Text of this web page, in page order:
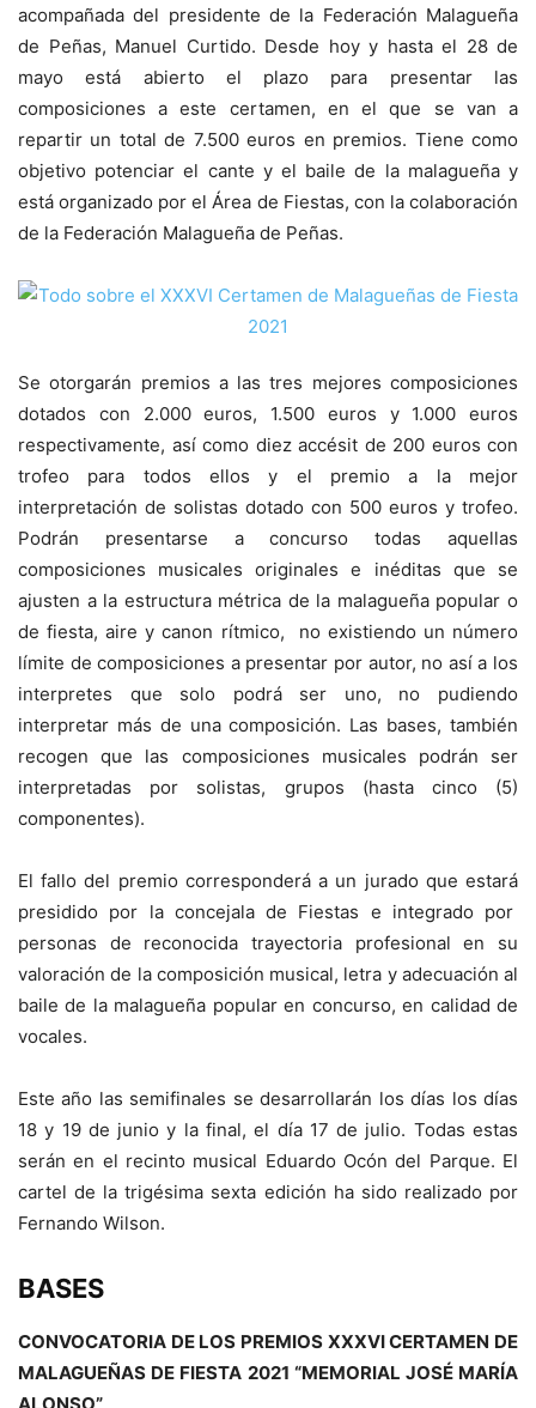
acompañada del presidente de la Federación Malagueña
de Peñas, Manuel Curtido. Desde hoy y hasta el 28 de
mayo está abierto el plazo para presentar las
composiciones a este certamen, en el que se van a
repartir un total de 7.500 euros en premios. Tiene como
objetivo potenciar el cante y el baile de la malagueña y
está organizado por el Área de Fiestas, con la colaboración
de la Federación Malagueña de Peñas.
Se otorgarán premios a las tres mejores composiciones
dotados con 2.000 euros, 1.500 euros y 1.000 euros
respectivamente, así como diez accésit de 200 euros con
trofeo para todos ellos y el premio a la mejor
interpretación de solistas dotado con 500 euros y trofeo.
Podrán presentarse a concurso todas aquellas
composiciones musicales originales e inéditas que se
ajusten a la estructura métrica de la malagueña popular o
de fiesta, aire y canon rítmico, no existiendo un número
límite de composiciones a presentar por autor, no así a los
interpretes que solo podrá ser uno, no pudiendo
interpretar más de una composición. Las bases, también
recogen que las composiciones musicales podrán ser
interpretadas por solistas, grupos (hasta cinco (5)
componentes).
El fallo del premio corresponderá a un jurado que estará
presidido por la concejala de Fiestas e integrado por
personas de reconocida trayectoria profesional en su
valoración de la composición musical, letra y adecuación al
baile de la malagueña popular en concurso, en calidad de
vocales.
Este año las semifinales se desarrollarán los días los días
18 y 19 de junio y la final, el día 17 de julio. Todas estas
serán en el recinto musical Eduardo Ocón del Parque. El
cartel de la trigésima sexta edición ha sido realizado por
Fernando Wilson.
BASES
CONVOCATORIA DE LOS PREMIOS XXXVI CERTAMEN DE
MALAGUEÑAS DE FIESTA 2021 “MEMORIAL JOSÉ MARÍA